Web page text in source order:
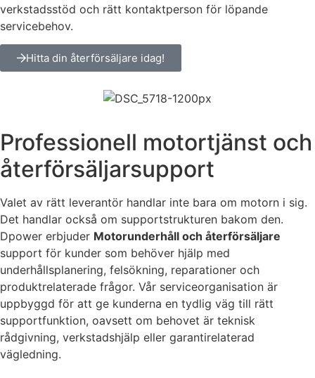
verkstadsstöd och rätt kontaktperson för löpande
servicebehov.
Hitta din återförsäljare idag!
Professionell motortjänst och
återförsäljarsupport
Valet av rätt leverantör handlar inte bara om motorn i sig.
Det handlar också om supportstrukturen bakom den.
Dpower erbjuder Motorunderhåll och återförsäljare
support för kunder som behöver hjälp med
underhållsplanering, felsökning, reparationer och
produktrelaterade frågor. Vår serviceorganisation är
uppbyggd för att ge kunderna en tydlig väg till rätt
supportfunktion, oavsett om behovet är teknisk
rådgivning, verkstadshjälp eller garantirelaterad
vägledning.
Nödvändiga
Dessa kakor
välja bort. De
behövs för
att hemsidan
över huvud
taget ska
fungera.
Statistik
För att vi ska
kunna